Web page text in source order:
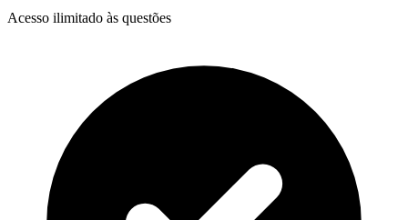
Acesso ilimitado às questões